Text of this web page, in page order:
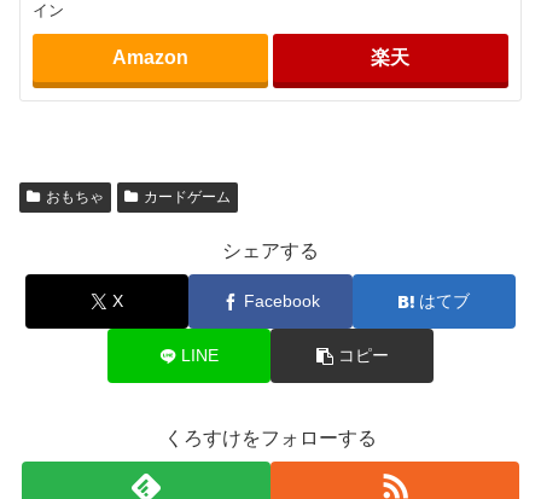
イン
Amazon 楽天
おもちゃ カードゲーム
シェアする
X Facebook はてブ
LINE コピー
くろすけをフォローする